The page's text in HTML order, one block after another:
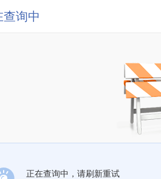
查询中
正在查询中，请刷新重试